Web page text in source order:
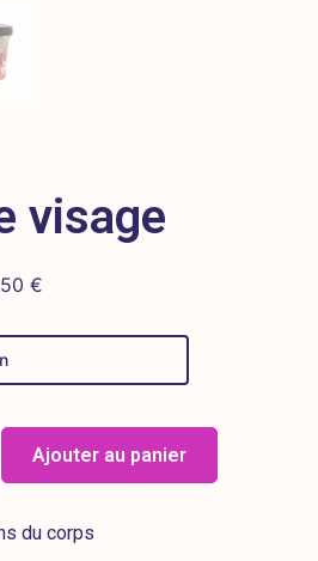
visage
€
Ajouter au panier
du corps